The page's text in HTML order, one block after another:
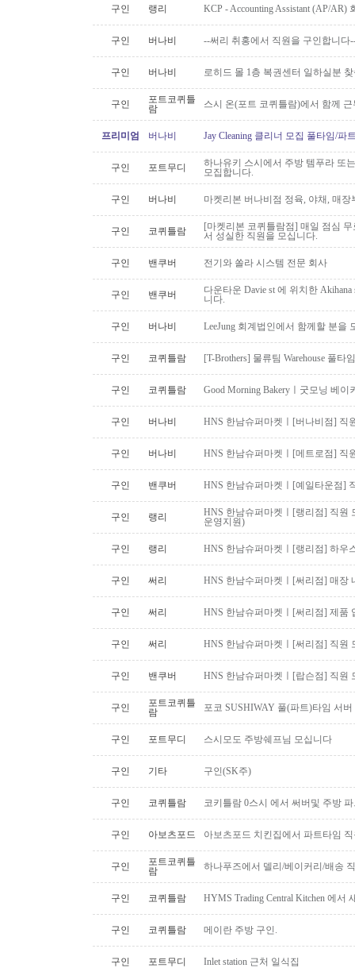
구인 랭리 KCP - Accounting Assistant (AP/
구인 버나비 --써리 취홍에서 직원을 구인합니다
구인 버나비 로히드 몰 1층 복권센터 일하실분
구인
포트코퀴틀
람
스시 온(포트 코퀴틀람)에서 함께
프리미엄 버나비 Jay Cleaning 클리너 모집 풀타임/파
구인 포트무디
하나유키 스시에서 주방 템푸라 또
모집합니다.
구인 버나비 마켓리본 버나비점 정육, 야채, 매
구인 코퀴틀람
[마켓리본 코퀴틀람점] 매일 점심
서 성실한 직원을 모십니다.
구인 밴쿠버 전기와 쏠라 시스템 전문 회사
구인 밴쿠버
다운타운 Davie st 에 위치한
니다.
구인 버나비 LeeJung 회계법인에서 함께할 분을
구인 코퀴틀람 [T-Brothers] 물류팀 Warehouse 풀타
구인 코퀴틀람 Good Morning Bakeryㅣ굿모닝 베
구인 버나비 HNS 한남슈퍼마켓ㅣ[버나비점] 직
구인 버나비 HNS 한남슈퍼마켓ㅣ[메트로점] 직
구인 밴쿠버 HNS 한남슈퍼마켓ㅣ[예일타운점]
구인 랭리
HNS 한남슈퍼마켓ㅣ[랭리점] 직원
운영지원)
구인 랭리 HNS 한남슈퍼마켓ㅣ[랭리점] 하우
구인 써리 HNS 한남수퍼마켓ㅣ[써리점] 매장
구인 써리 HNS 한남슈퍼마켓ㅣ[써리점] 제품
구인 써리 HNS 한남슈퍼마켓ㅣ[써리점] 직원
구인 밴쿠버 HNS 한남슈퍼마켓ㅣ[랍슨점] 직원
구인
포트코퀴틀
람
포코 SUSHIWAY 풀(파트)타임 서버
구인 포트무디 스시모도 주방쉐프님 모십니다
구인 기타 구인(SK주)
구인 코퀴틀람 코키틀람 0스시 에서 써버및 주방
구인 아보츠포드 아보츠포드 치킨집에서 파트타임
구인
포트코퀴틀
람
하나푸즈에서 델리/베이커리/배송
구인 코퀴틀람 HYMS Trading Central Kitchen 에
구인 코퀴틀람 메이란 주방 구인.
구인 포트무디 Inlet station 근처 일식집